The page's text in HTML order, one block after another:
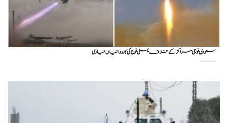
سعودی فوجی مراکز کے خلاف یمنی فوج کی کارروائیاں جاری